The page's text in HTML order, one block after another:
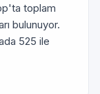
toplam
bulunuyor.
525 ile